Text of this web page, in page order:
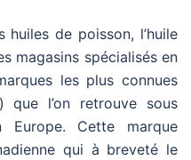
huiles de poisson, l’huile
magasins spécialisés en
les plus connues
que l’on retrouve sous
Europe. Cette marque
qui à breveté le